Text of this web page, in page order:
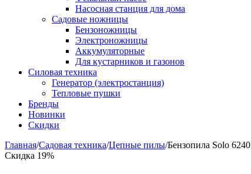
Насосная станция для дома
Садовые ножницы
Бензоножницы
Электроножницы
Аккумуляторные
Для кустарников и газонов
Силовая техника
Генератор (электростанция)
Тепловые пушки
Бренды
Новинки
Скидки
Главная/Садовая техника/Цепные пилы/Бензопила Solo 6240
Скидка 19%